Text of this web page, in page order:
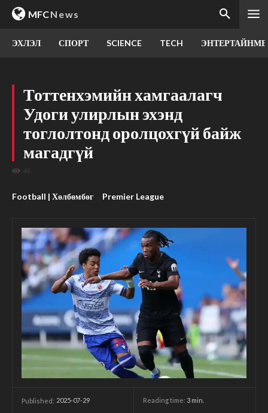
MFCNews
ЭХЛЭЛ СПОРТ SCIENCE TECH
Тоттенхэмийн хамгаалагч
Удоги улирлын эхэнд
тоглолтонд оролцохгүй байж
магадгүй
46
Football | Хөлбөмбөг Premier League
Published: 2025-07-29 Reading time: 3 min.